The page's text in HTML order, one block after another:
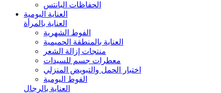
الحفاظات البانتس
العناية اليومية
العناية بالمرأة
الفوط الشهرية
العناية بالمنطقة الحميمية
منتجات إزالة الشعر
معطرات جسم للسيدات
اختبار الحمل والتبويض المنزلي
الفوط اليومية
العناية بالرجال